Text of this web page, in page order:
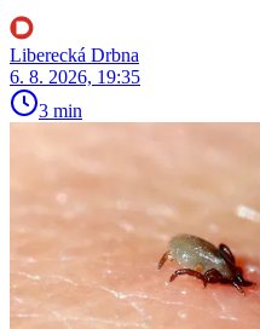
Liberecká Drbna
6. 8. 2026, 19:35
3 min